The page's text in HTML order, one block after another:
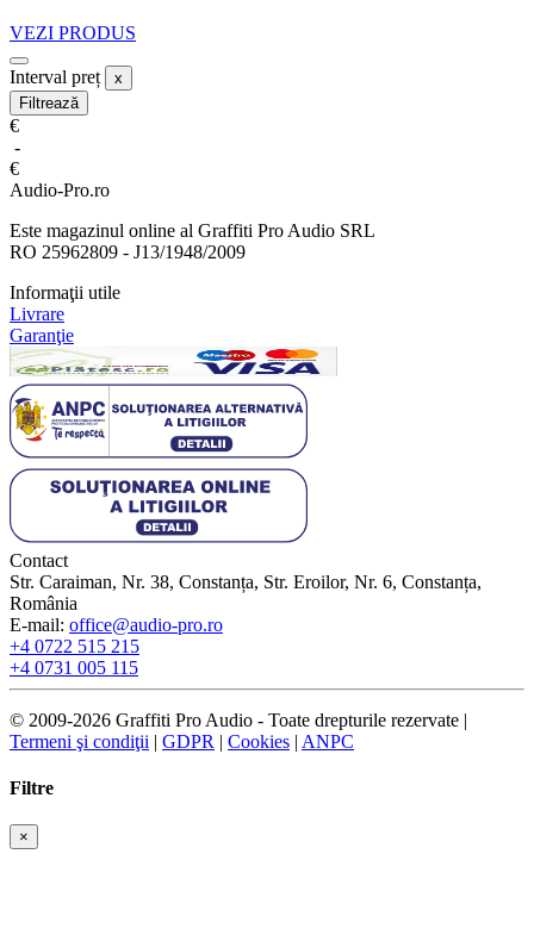
VEZI PRODUS
Interval preț
x
Filtrează
€
-
€
Audio-Pro.ro
Este magazinul online al Graffiti Pro Audio SRL
RO 25962809 - J13/1948/2009
Informaţii utile
Livrare
Garanţie
Contact
Str. Caraiman, Nr. 38, Constanța, Str. Eroilor, Nr. 6, Constanța,
România
E-mail: office@audio-pro.ro
+4 0722 515 215
+4 0731 005 115
© 2009-2026 Graffiti Pro Audio - Toate drepturile rezervate |
Termeni şi condiţii | GDPR | Cookies | ANPC
Filtre
×